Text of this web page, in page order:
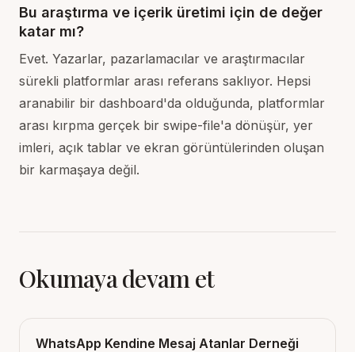
Bu araştırma ve içerik üretimi için de değer
katar mı?
Evet. Yazarlar, pazarlamacılar ve araştırmacılar
sürekli platformlar arası referans saklıyor. Hepsi
aranabilir bir dashboard'da olduğunda, platformlar
arası kırpma gerçek bir swipe-file'a dönüşür, yer
imleri, açık tablar ve ekran görüntülerinden oluşan
bir karmaşaya değil.
Okumaya devam et
WhatsApp Kendine Mesaj Atanlar Derneği